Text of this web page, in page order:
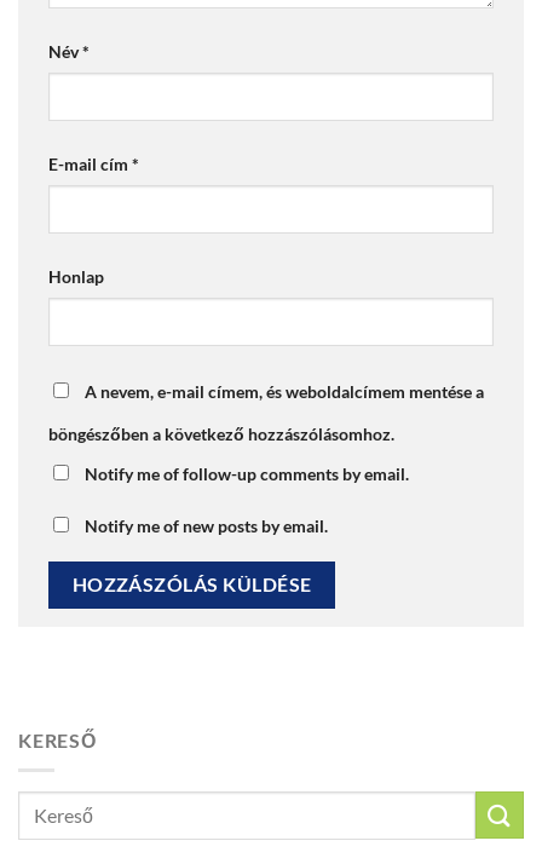
Név*
E-mail cím *
Honlap
A nevem, e-mail címem, és weboldalcímem mentése a
böngészőben a következő hozzászólásomhoz.
Notify me of follow-up comments by email.
Notify me of new posts by email.
KERESŐ